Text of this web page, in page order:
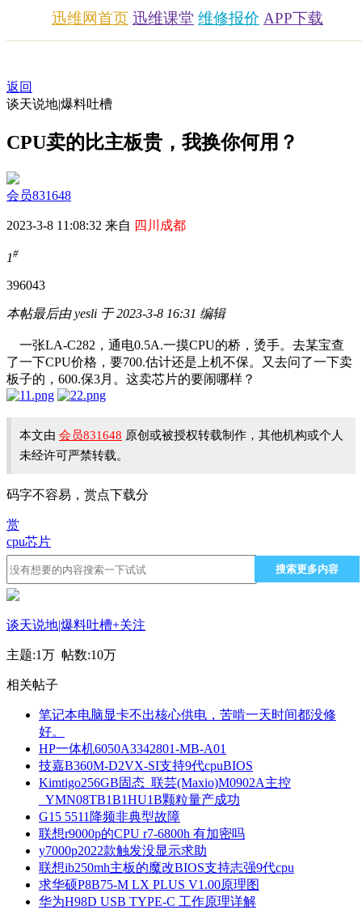
迅维网首页 迅维课堂 维修报价 APP下载
返回
谈天说地|爆料吐槽
CPU卖的比主板贵，我换你何用？
会员831648
2023-3-8 11:08:32 来自 四川成都
1#
396043
本帖最后由 yesli 于 2023-3-8 16:31 编辑
一张LA-C282，通电0.5A.一摸CPU的桥，烫手。去某宝查
了一下CPU价格，要700.估计还是上机不保。又去问了一下卖
板子的，600.保3月。这卖芯片的要闹哪样？
本文由 会员831648 原创或被授权转载制作，其他机构或个人
未经许可严禁转载。
码字不容易，赏点下载分
赏
cpu芯片
搜索更多内容
谈天说地|爆料吐槽+关注
主题:1万 帖数:10万
相关帖子
笔记本电脑显卡不出核心供电，苦啃一天时间都没修
好。
HP一体机6050A3342801-MB-A01
技嘉B360M-D2VX-SI支持9代cpuBIOS
Kimtigo256GB固态_联芸(Maxio)M0902A主控
_YMN08TB1B1HU1B颗粒量产成功
G15 5511降频非典型故障
联想r9000p的CPU r7-6800h 有加密吗
y7000p2022款触发没显示求助
联想ib250mh主板的魔改BIOS支持志强9代cpu
求华硕P8B75-M LX PLUS V1.00原理图
华为H98D USB TYPE-C 工作原理详解